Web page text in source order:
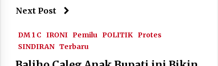
Next Post
DM 1 C IRONI Pemilu POLITIK Protes
SINDIRAN Terbaru